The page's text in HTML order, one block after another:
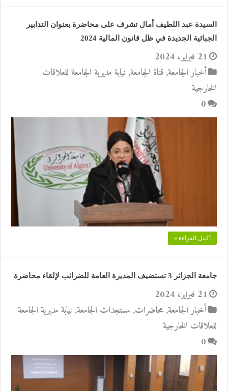
السيدة عبد اللطيف أمال تشرف على محاضرة بعنوان التدابير
الجبائية الجديدة في ظل قانون المالية 2024
21 فبراير، 2024
أخبار الجامعة, قناة الجامعة, نيابة مديرية الجامعة للعلاقات
الخارجية
0
أكمل القراءة »
جامعة الجزائر 3 تستضيف المديرة العامة للضرائب لإلقاء محاضرة
21 فبراير، 2024
أخبار الجامعة,محاضرات, مستجدات الجامعة, نيابة مديرية الجامعة
للعلاقات الخارجية
0